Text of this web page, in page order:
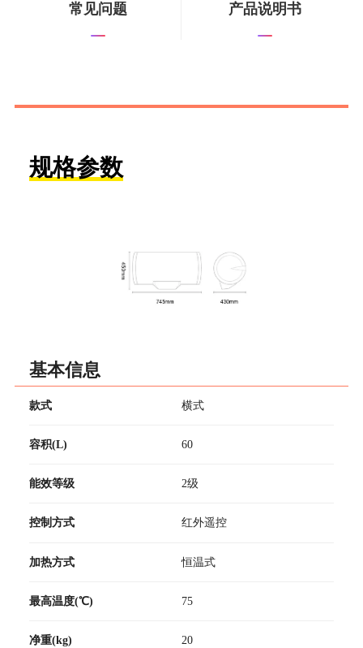
常见问题 产品说明书
规格参数
基本信息
款式 横式
容积(L) 60
能效等级 2级
控制方式 红外遥控
加热方式 恒温式
最高温度(℃) 75
净重(kg) 20